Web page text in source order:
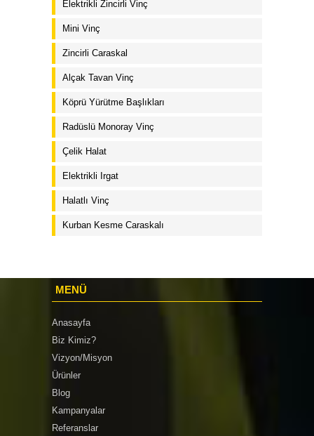
Elektrikli Zincirli Vinç
Mini Vinç
Zincirli Caraskal
Alçak Tavan Vinç
Köprü Yürütme Başlıkları
Radüslü Monoray Vinç
Çelik Halat
Elektrikli Irgat
Halatlı Vinç
Kurban Kesme Caraskalı
MENÜ
Anasayfa
Biz Kimiz?
Vizyon/Misyon
Ürünler
Blog
Kampanyalar
Referanslar